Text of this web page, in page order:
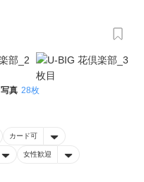
写真 28枚
カード可
女性歓迎